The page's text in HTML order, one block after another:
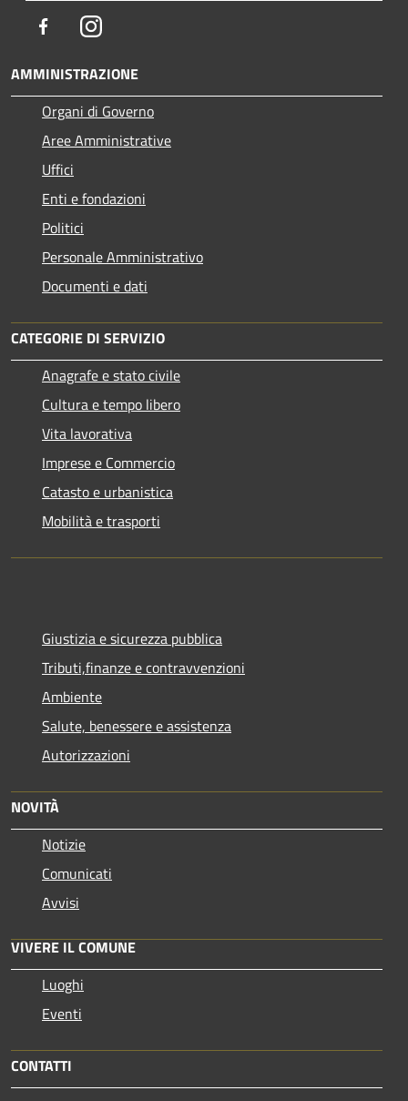
FacebookInstagram
AMMINISTRAZIONE
Organi di Governo
Aree Amministrative
Uffici
Enti e fondazioni
Politici
Personale Amministrativo
Documenti e dati
CATEGORIE DI SERVIZIO
Anagrafe e stato civile
Cultura e tempo libero
Vita lavorativa
Imprese e Commercio
Catasto e urbanistica
Mobilità e trasporti
Giustizia e sicurezza pubblica
Tributi,finanze e contravvenzioni
Ambiente
Salute, benessere e assistenza
Autorizzazioni
NOVITÀ
Notizie
Comunicati
Avvisi
VIVERE IL COMUNE
Luoghi
Eventi
CONTATTI